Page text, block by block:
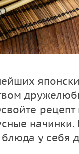
начинки.
блюда у себя